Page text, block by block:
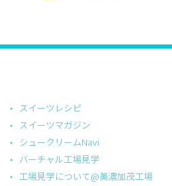
スイーツレシピ
スイーツマガジン
シュークリームNavi
バーチャル工場見学
工場見学について@美濃加茂工場